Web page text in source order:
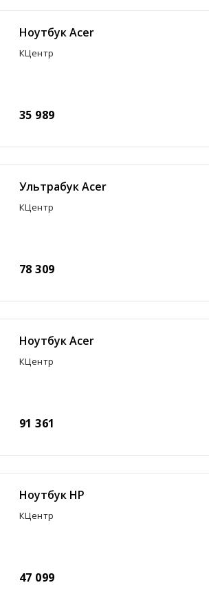
Ноутбук Acer
КЦентр
35 989
Ультрабук Acer
КЦентр
78 309
Ноутбук Acer
КЦентр
91 361
Ноутбук HP
КЦентр
47 099